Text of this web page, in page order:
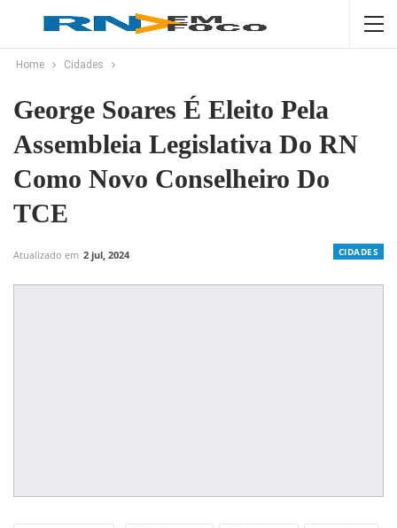
Home Cidades
George Soares É Eleito Pela
Assembleia Legislativa Do RN
Como Novo Conselheiro Do
TCE
CIDADES
Atualizado em 2 jul, 2024